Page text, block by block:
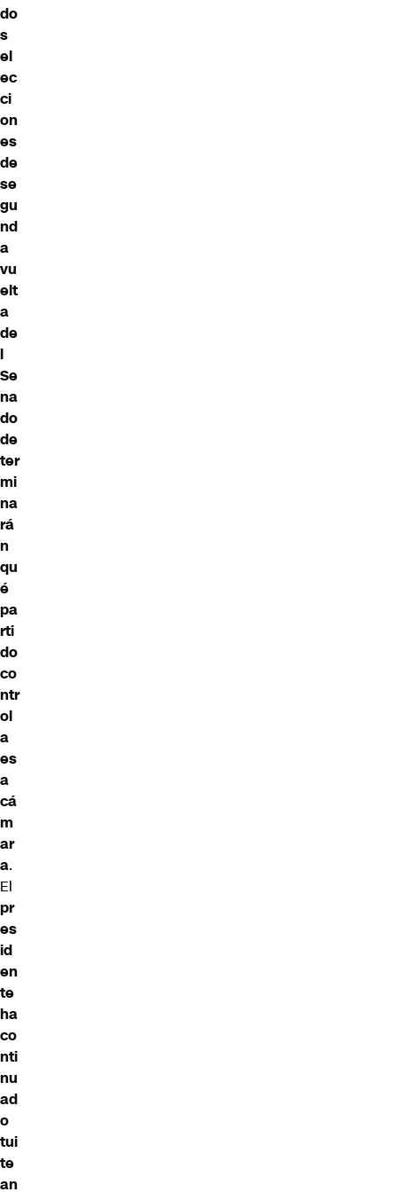
do
s
el
ec
ci
on
es
de
se
gu
nd
a
vu
elt
a
de
l
Se
na
do
de
ter
mi
na
rá
n
qu
é
pa
rti
do
co
ntr
ol
a
es
a
cá
m
ar
a.
El
pr
es
id
en
te
ha
co
nti
nu
ad
o
tui
te
an